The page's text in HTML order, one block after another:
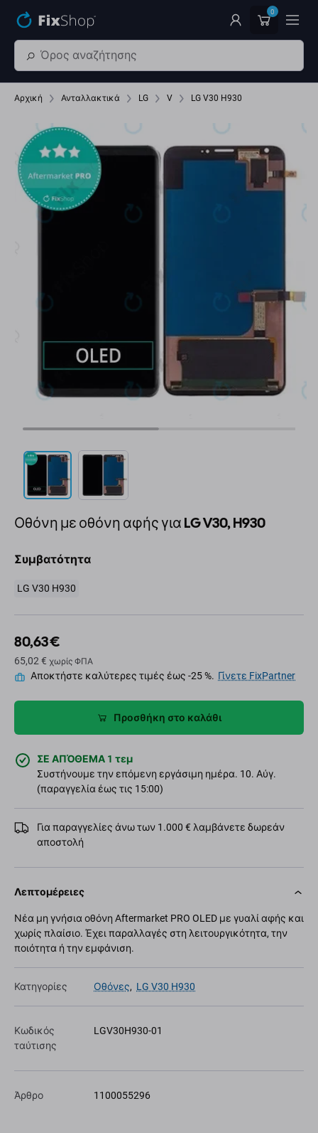
0
Αρχική Ανταλλακτικά LG V LG V30 H930
Οθόνη με οθόνη αφής για LG V30, H930
Συμβατότητα
LG V30 H930
80,63 €
65,02 € χωρίς ΦΠΑ
Αποκτήστε καλύτερες τιμές έως -25 %. Γίνετε FixPartner
Προσθήκη στο καλάθι
ΣΕ ΑΠΌΘΕΜΑ 1 τεμ
Συστήνουμε την επόμενη εργάσιμη ημέρα. 10. Αύγ.
(παραγγελία έως τις 15:00)
Για παραγγελίες άνω των 1.000 € λαμβάνετε δωρεάν
αποστολή
Λεπτομέρειες
Νέα μη γνήσια οθόνη Aftermarket PRO OLED με γυαλί αφής και
χωρίς πλαίσιο. Έχει παραλλαγές στη λειτουργικότητα, την
ποιότητα ή την εμφάνιση.
Κατηγορίες Οθόνες, LG V30 H930
Κωδικός
ταύτισης
LGV30H930-01
Άρθρο 1100055296